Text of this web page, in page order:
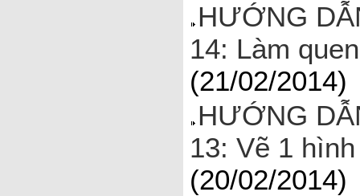
HƯỚNG
14: Làm
(21/02/2014)
HƯỚNG
13: Vẽ 1
(20/02/2014)